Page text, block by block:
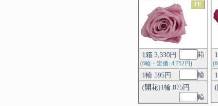
FE
1箱 3,330円 箱
(6輪・定価: 4,752円)
1輪 595円
輪
(開花)1輪 875円
輪
(